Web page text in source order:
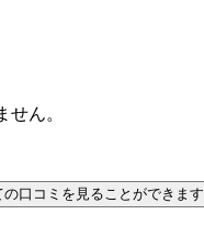
せん。
口コミを見ることができます